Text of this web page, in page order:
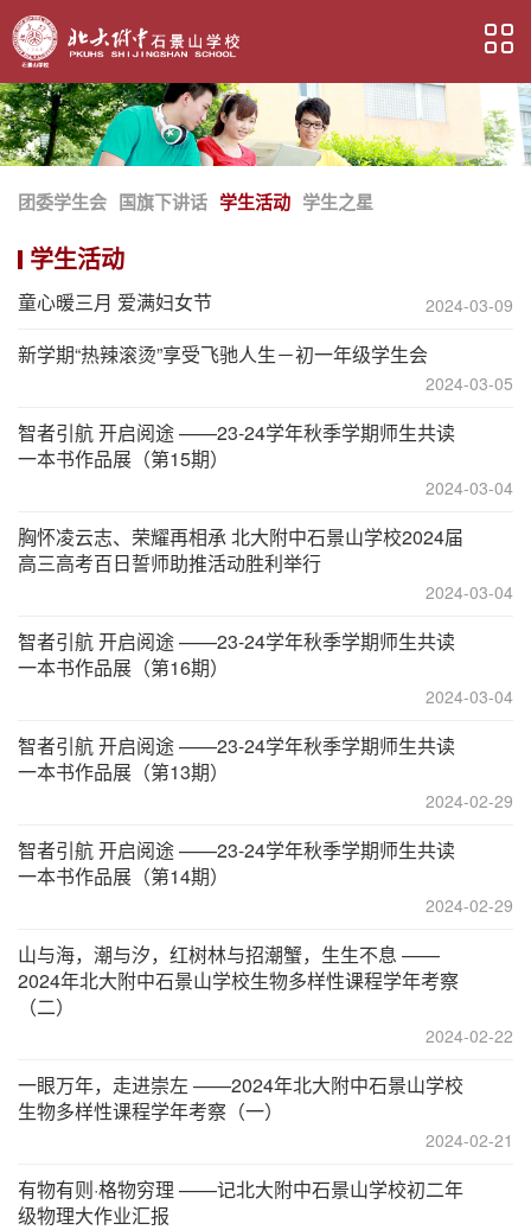
团委学生会 国旗下讲话 学生活动 学生之星
学生活动
童心暖三月 爱满妇女节 2024-03-09
新学期“热辣滚烫”享受飞驰人生－初一年级学生会
2024-03-05
智者引航 开启阅途 ——23-24学年秋季学期师生共读
一本书作品展（第15期）
2024-03-04
胸怀凌云志、荣耀再相承 北大附中石景山学校2024届
高三高考百日誓师助推活动胜利举行
2024-03-04
智者引航 开启阅途 ——23-24学年秋季学期师生共读
一本书作品展（第16期）
2024-03-04
智者引航 开启阅途 ——23-24学年秋季学期师生共读
一本书作品展（第13期）
2024-02-29
智者引航 开启阅途 ——23-24学年秋季学期师生共读
一本书作品展（第14期）
2024-02-29
山与海，潮与汐，红树林与招潮蟹，生生不息 ——
2024年北大附中石景山学校生物多样性课程学年考察
（二）
2024-02-22
一眼万年，走进崇左 ——2024年北大附中石景山学校
生物多样性课程学年考察（一）
2024-02-21
有物有则·格物穷理 ——记北大附中石景山学校初二年
级物理大作业汇报